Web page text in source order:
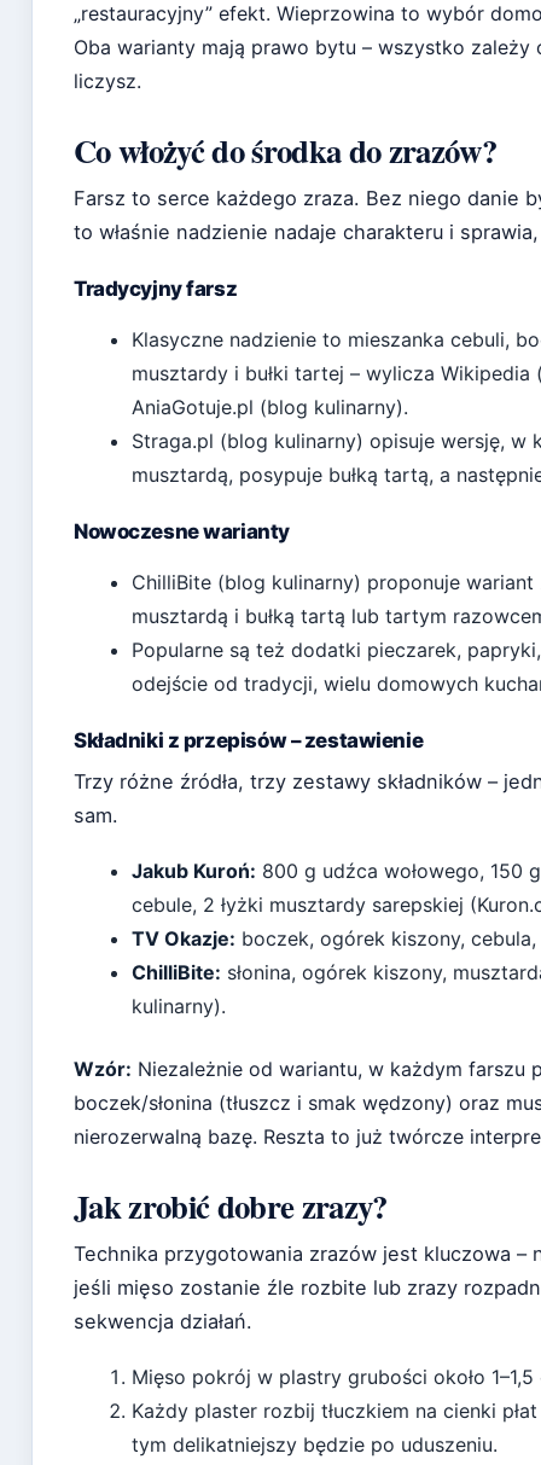
„restauracyjny” efekt. Wieprzowina to wybór
Oba warianty mają prawo bytu – wszystko
liczysz.
Co włożyć do środka do zrazów?
Farsz to serce każdego zraza. Bez niego danie
to właśnie nadzienie nadaje charakteru i
Tradycyjny farsz
Klasyczne nadzienie to mieszanka cebuli,
musztardy i bułki tartej – wylicza Wikipedia
AniaGotuje.pl (blog kulinarny).
Straga.pl (blog kulinarny) opisuje wersję, w
musztardą, posypuje bułką tartą, a
Nowoczesne warianty
ChilliBite (blog kulinarny) proponuje wariant
musztardą i bułką tartą lub tartym
Popularne są też dodatki pieczarek,
odejście od tradycji, wielu domowych
Składniki z przepisów – zestawienie
Trzy różne źródła, trzy zestawy składników –
sam.
Jakub Kuroń: 800 g udźca wołowego, 150
cebule, 2 łyżki musztardy sarepskiej (
TV Okazje: boczek, ogórek kiszony,
ChilliBite: słonina, ogórek kiszony,
kulinarny).
Wzór: Niezależnie od wariantu, w każdym farszu
boczek/słonina (tłuszcz i smak wędzony) oraz
nierozerwalną bazę. Reszta to już twórcze
Jak zrobić dobre zrazy?
Technika przygotowania zrazów jest kluczowa –
jeśli mięso zostanie źle rozbite lub zrazy
sekwencja działań.
Mięso pokrój w plastry grubości około 1–1,5
Każdy plaster rozbij tłuczkiem na cienki
tym delikatniejszy będzie po uduszeniu.